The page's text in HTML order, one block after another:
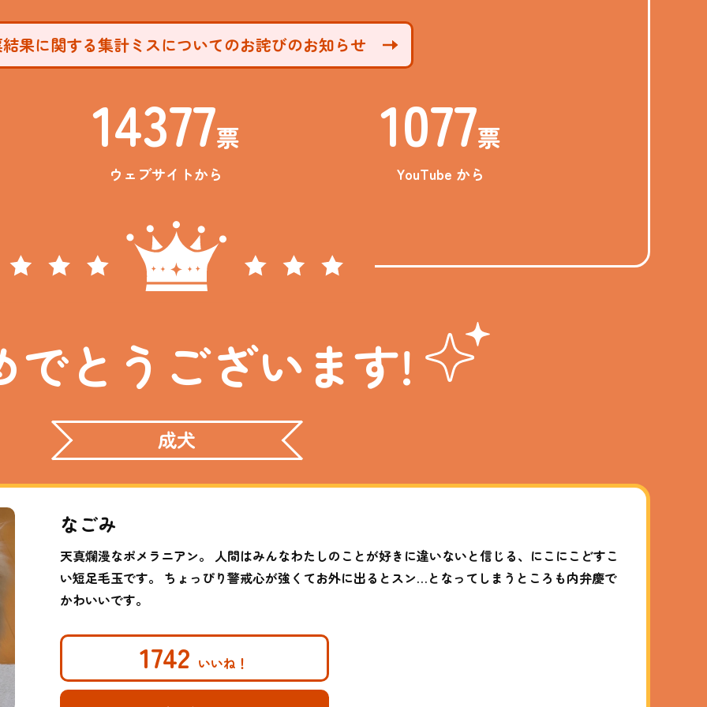
果に関する集計ミスについてのお詫びのお知らせ
14377票
ウェブサイトから
1077票
YouTube から
でとうございます!
成犬
なごみ
天真爛漫なポメラニアン。 人間はみんなわたしのことが好きに違いないと信じる、にこにこどすこ
い短足毛玉です。 ちょっぴり警戒心が強くてお外に出るとスン…となってしまうところも内弁慶で
かわいいです。
1742